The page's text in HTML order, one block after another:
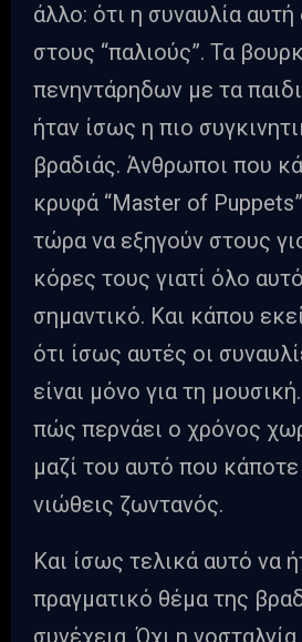
άλλο: ότι η συναυλία
στους “παλιούς”. Τα
πενηντάρηδων με τα
ήταν ίσως η πιο
βραδιάς. Άνθρωποι που
κρυφά “Master of
τώρα να εξηγούν στους
κόρες τους γιατί όλο
σημαντικό. Και κάπου
ότι ίσως αυτές οι
είναι μόνο για τη
πώς περνάει ο χρόνος
μαζί του αυτό που
νιώθεις ζωντανός.
Και ίσως τελικά αυτό να
πραγματικό θέμα της
συνέχεια. Όχι η